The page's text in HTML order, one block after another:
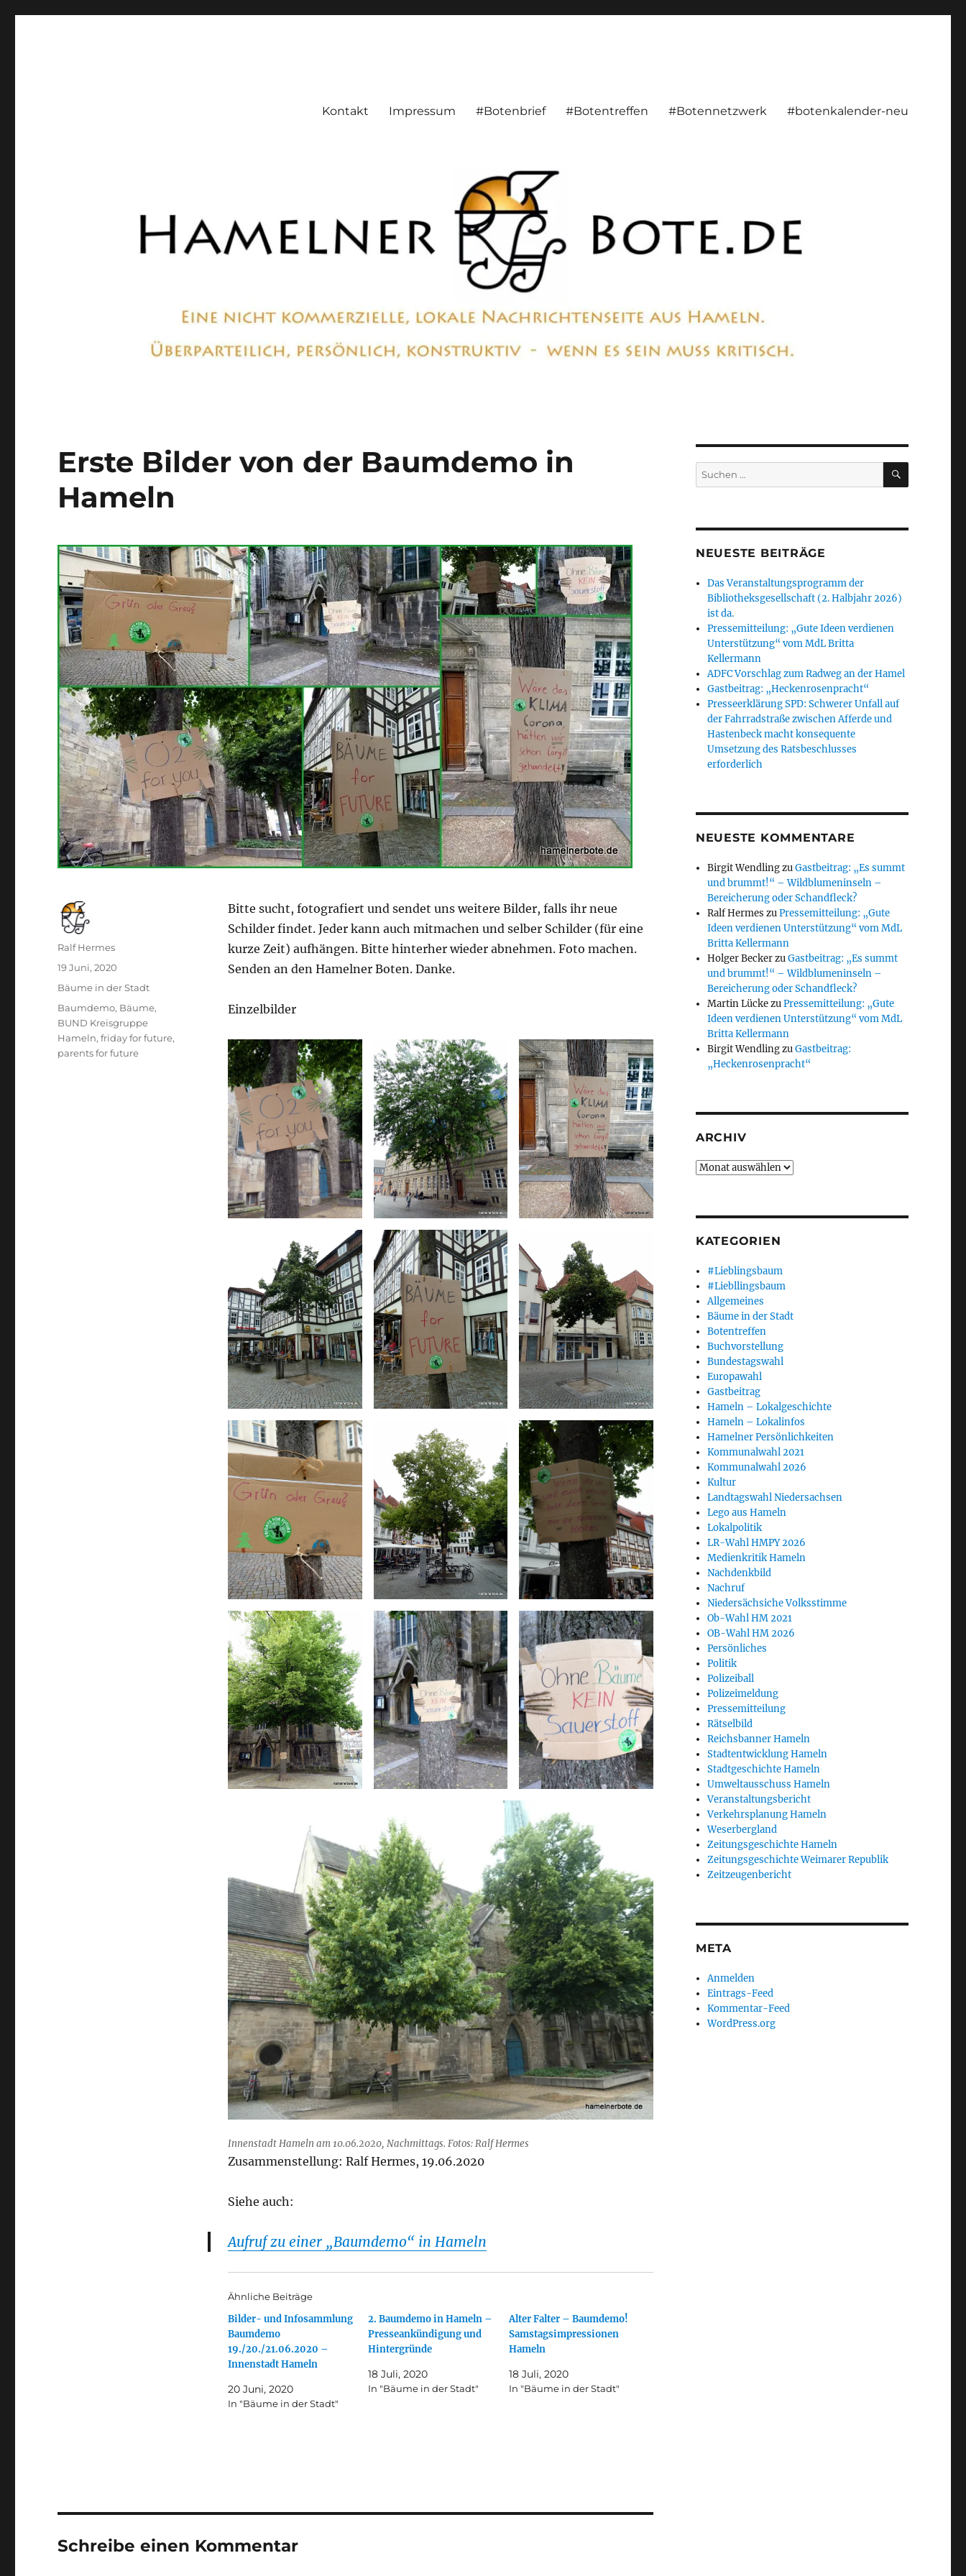
Kontakt Impressum #Botenbrief #Botentreffen #Botennetzwerk #botenkalender-neu
Erste Bilder von der Baumdemo in
Hameln
Bitte sucht, fotografiert und sendet uns weitere Bilder, falls ihr neue
Schilder findet. Jeder kann auch mitmachen und selber Schilder (für eine
kurze Zeit) aufhängen. Bitte hinterher wieder abnehmen. Foto machen.
Senden an den Hamelner Boten. Danke.
Einzelbilder
Innenstadt Hameln am 10.06.2020, Nachmittags. Fotos: Ralf Hermes
Zusammenstellung: Ralf Hermes, 19.06.2020
Siehe auch:
Aufruf zu einer „Baumdemo“ in Hameln
Ähnliche Beiträge
Bilder- und Infosammlung
Baumdemo
19./20./21.06.2020 –
Innenstadt Hameln
20 Juni, 2020
In "Bäume in der Stadt"
2. Baumdemo in Hameln –
Presseankündigung und
Hintergründe
18 Juli, 2020
In "Bäume in der Stadt"
Alter Falter – Baumdemo!
Samstagsimpressionen
Hameln
18 Juli, 2020
In "Bäume in der Stadt"
Autor
Ralf Hermes
Veröffentlicht
am
19 Juni, 2020
Kategorien
Bäume in der Stadt
Schlagwörter
Baumdemo, Bäume,
BUND Kreisgruppe
Hameln,friday for future,
parents for future
Schreibe einen Kommentar
Suchen
nach:
SUCHEN
NEUESTE BEITRÄGE
Das Veranstaltungsprogramm der
Bibliotheksgesellschaft (2. Halbjahr 2026)
ist da.
Pressemitteilung: „Gute Ideen verdienen
Unterstützung“ vom MdL Britta
Kellermann
ADFC Vorschlag zum Radweg an der Hamel
Gastbeitrag: „Heckenrosenpracht“
Presseerklärung SPD: Schwerer Unfall auf
der Fahrradstraße zwischen Afferde und
Hastenbeck macht konsequente
Umsetzung des Ratsbeschlusses
erforderlich
NEUESTE KOMMENTARE
Birgit WendlingzuGastbeitrag: „Es summt
und brummt!“ – Wildblumeninseln –
Bereicherung oder Schandfleck?
Ralf Hermes zuPressemitteilung: „Gute
Ideen verdienen Unterstützung“ vom MdL
Britta Kellermann
Holger BeckerzuGastbeitrag: „Es summt
und brummt!“ – Wildblumeninseln –
Bereicherung oder Schandfleck?
Martin LückezuPressemitteilung: „Gute
Ideen verdienen Unterstützung“ vom MdL
Britta Kellermann
Birgit WendlingzuGastbeitrag:
„Heckenrosenpracht“
ARCHIV
Archiv
KATEGORIEN
#Lieblingsbaum
#Liebllingsbaum
Allgemeines
Bäume in der Stadt
Botentreffen
Buchvorstellung
Bundestagswahl
Europawahl
Gastbeitrag
Hameln – Lokalgeschichte
Hameln – Lokalinfos
Hamelner Persönlichkeiten
Kommunalwahl 2021
Kommunalwahl 2026
Kultur
Landtagswahl Niedersachsen
Lego aus Hameln
Lokalpolitik
LR-Wahl HMPY 2026
Medienkritik Hameln
Nachdenkbild
Nachruf
Niedersächsiche Volksstimme
Ob-Wahl HM 2021
OB-Wahl HM 2026
Persönliches
Politik
Polizeiball
Polizeimeldung
Pressemitteilung
Rätselbild
Reichsbanner Hameln
Stadtentwicklung Hameln
Stadtgeschichte Hameln
Umweltausschuss Hameln
Veranstaltungsbericht
Verkehrsplanung Hameln
Weserbergland
Zeitungsgeschichte Hameln
Zeitungsgeschichte Weimarer Republik
Zeitzeugenbericht
META
Anmelden
Eintrags-Feed
Kommentar-Feed
WordPress.org